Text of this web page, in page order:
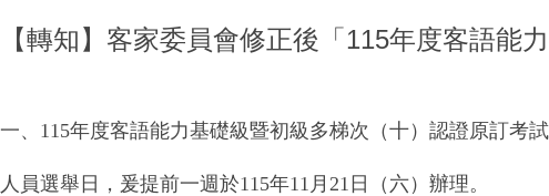
【轉知】客家委員會修正後「115年度客語能
一、115年度客語能力基礎級暨初級多梯次（十）認證原訂考
人員選舉日，爰提前一週於115年11月21日（六）辦理。